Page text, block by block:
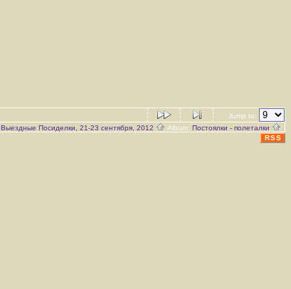
Jump to:
Выездные Посиделки, 21-23 сентября, 2012 Album: Постоялки - полеталки
RSS